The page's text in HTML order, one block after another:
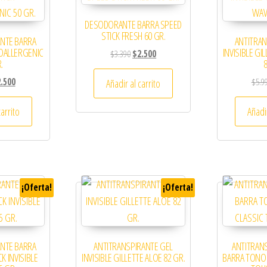
BARRA
original era: $4.699.
El precio actual es: $2.500.
DESODORANTE BARRA SPEED
STICK FRESH 60 GR.
$3.390El precio original era: $3.390.
$2.500El precio actual es: $2.500.
Añadir al carrito
INVISIBLE
$
¡Oferta!
BARRA
INVISIBLE
¡Oferta!
ANTITRANSPIRANTE GEL
INVISIBLE GILLETTE ALOE 82 GR. BARRA